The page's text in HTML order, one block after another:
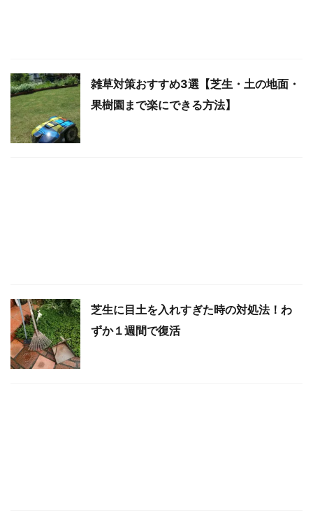
雑草対策おすすめ3選【芝生・土の地面・
果樹園まで楽にできる方法】
芝生に目土を入れすぎた時の対処法！わ
ずか１週間で復活